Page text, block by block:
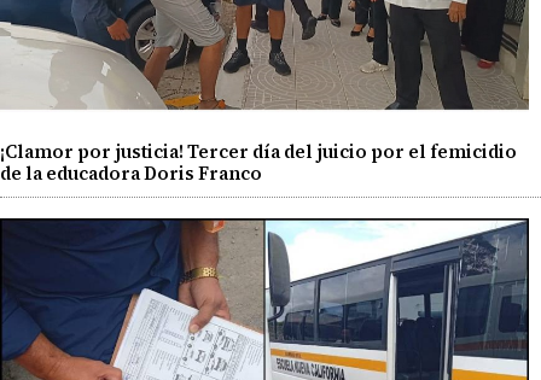
¡Clamor por justicia! Tercer día del juicio por el femicidio
de la educadora Doris Franco